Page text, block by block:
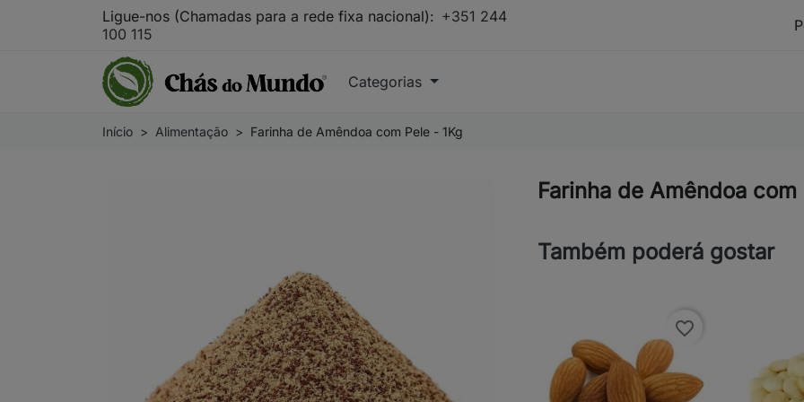
Ligue-nos (Chamadas para a rede fixa nacional): +351 244
100 115
Categorias
Início Alimentação Farinha de Amêndoa com Pele - 1Kg
Farinha de Amêndoa com
Também poderá gostar
favorite_border